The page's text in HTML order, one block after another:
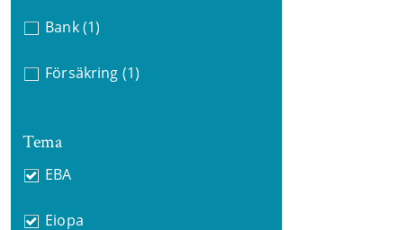
Bank (1)
Försäkring (1)
Tema
EBA
Eiopa